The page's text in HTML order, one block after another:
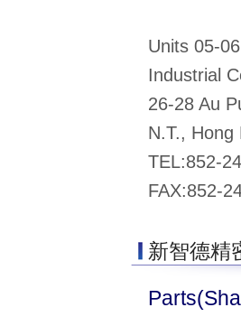
Units 05-
Industrial
26-28 Au
N.T., Hong
TEL:852-
FAX:852-
新智德精